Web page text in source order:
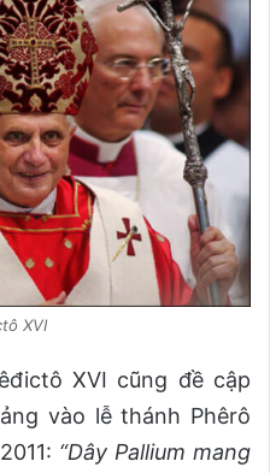
XVI
XVI cũng đề cập
vào lễ thánh Phêrô
“Dây Pallium mang